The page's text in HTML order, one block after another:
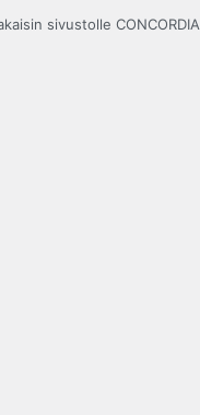
sivustolle CONCORDIA